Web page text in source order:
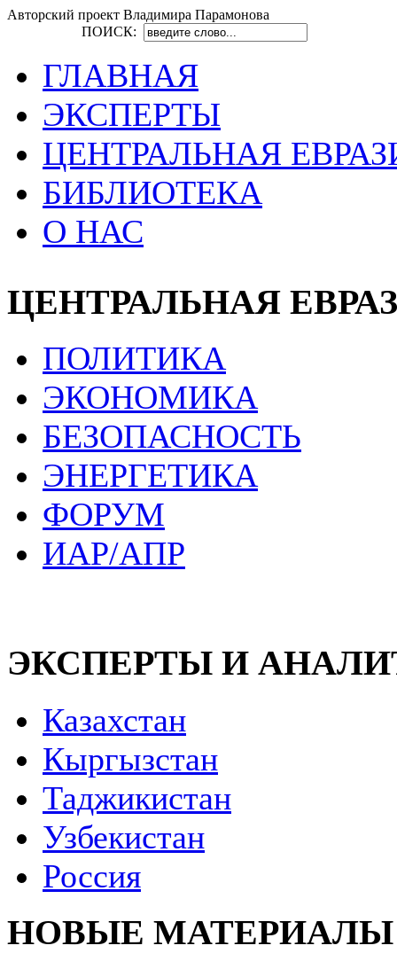
Авторский проект Владимира Парамонова
ПОИСК:
ГЛАВНАЯ
ЭКСПЕРТЫ
ЦЕНТРАЛЬНАЯ
БИБЛИОТЕКА
О НАС
ЦЕНТРАЛЬНАЯ
ПОЛИТИКА
ЭКОНОМИКА
БЕЗОПАСНОСТЬ
ЭНЕРГЕТИКА
ФОРУМ
ИАР/АПР
ЭКСПЕРТЫ И
Казахстан
Кыргызстан
Таджикистан
Узбекистан
Россия
НОВЫЕ МАТЕРИАЛЫ